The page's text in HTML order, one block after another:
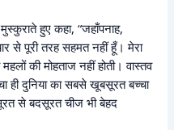
हुए कहा, “जहाँपनाह,
से पूरी तरह सहमत नहीं हूँ। मेरा
की मोहताज नहीं होती। वास्तव
ही दुनिया का सबसे खूबसूरत बच्चा
से बदसूरत चीज भी बेहद